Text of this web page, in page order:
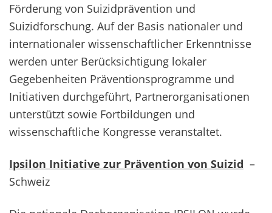
Förderung von Suizidprävention und
Suizidforschung. Auf der Basis nationaler und
internationaler wissenschaftlicher Erkenntnisse
werden unter Berücksichtigung lokaler
Gegebenheiten Präventionsprogramme und
Initiativen durchgeführt, Partnerorganisationen
unterstützt sowie Fortbildungen und
wissenschaftliche Kongresse veranstaltet.
Ipsilon Initiative zur Prävention von Suizid –
Schweiz